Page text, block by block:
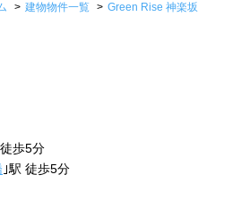
> 建物物件一覧 > Green Rise 神楽坂
歩5分
｣駅 徒歩5分